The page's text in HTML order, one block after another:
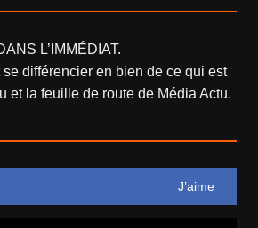
L’IMMÉDIAT.
différencier en bien de ce qui est
et la feuille de route de Média Actu.
J’aime